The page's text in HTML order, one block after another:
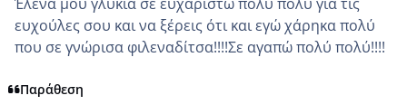
ευχούλες σου και να ξέρεις ότι και εγώ χάρηκα πολύ
που σε γνώρισα φιλεναδίτσα!!!!Σε αγαπώ πολύ πολύ!!!!
Παράθεση